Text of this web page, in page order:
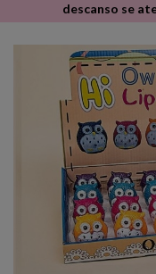
descanso se